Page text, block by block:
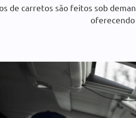
de carretos são feitos sob
oferecendo